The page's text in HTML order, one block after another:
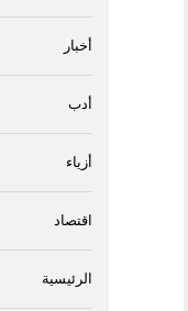
أخبار
أدب
أزياء
اقتصاد
الرئيسية